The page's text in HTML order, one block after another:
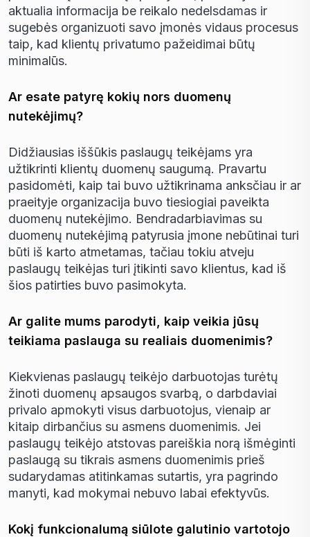
aktualia informacija be reikalo nedelsdamas ir
sugebės organizuoti savo įmonės vidaus procesus
taip, kad klientų privatumo pažeidimai būtų
minimalūs.
Ar esate patyrę kokių nors duomenų
nutekėjimų?
Didžiausias iššūkis paslaugų teikėjams yra
užtikrinti klientų duomenų saugumą. Pravartu
pasidomėti, kaip tai buvo užtikrinama anksčiau ir ar
praeityje organizacija buvo tiesiogiai paveikta
duomenų nutekėjimo. Bendradarbiavimas su
duomenų nutekėjimą patyrusia įmone nebūtinai turi
būti iš karto atmetamas, tačiau tokiu atveju
paslaugų teikėjas turi įtikinti savo klientus, kad iš
šios patirties buvo pasimokyta.
Ar galite mums parodyti, kaip veikia jūsų
teikiama paslauga su realiais duomenimis?
Kiekvienas paslaugų teikėjo darbuotojas turėtų
žinoti duomenų apsaugos svarbą, o darbdaviai
privalo apmokyti visus darbuotojus, vienaip ar
kitaip dirbančius su asmens duomenimis. Jei
paslaugų teikėjo atstovas pareiškia norą išmėginti
paslaugą su tikrais asmens duomenimis prieš
sudarydamas atitinkamas sutartis, yra pagrindo
manyti, kad mokymai nebuvo labai efektyvūs.
Kokį funkcionalumą siūlote galutinio vartotojo